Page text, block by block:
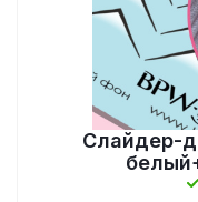
Слайдер-